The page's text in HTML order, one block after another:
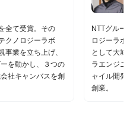
全て受賞。その
クノロジーラボ
事業を立ち上げ、
を動かし、３つの
社キャンバスを創
NTTグルー
ロジーラボ
として大城
ラエンジニ
ャイル開発
創業。